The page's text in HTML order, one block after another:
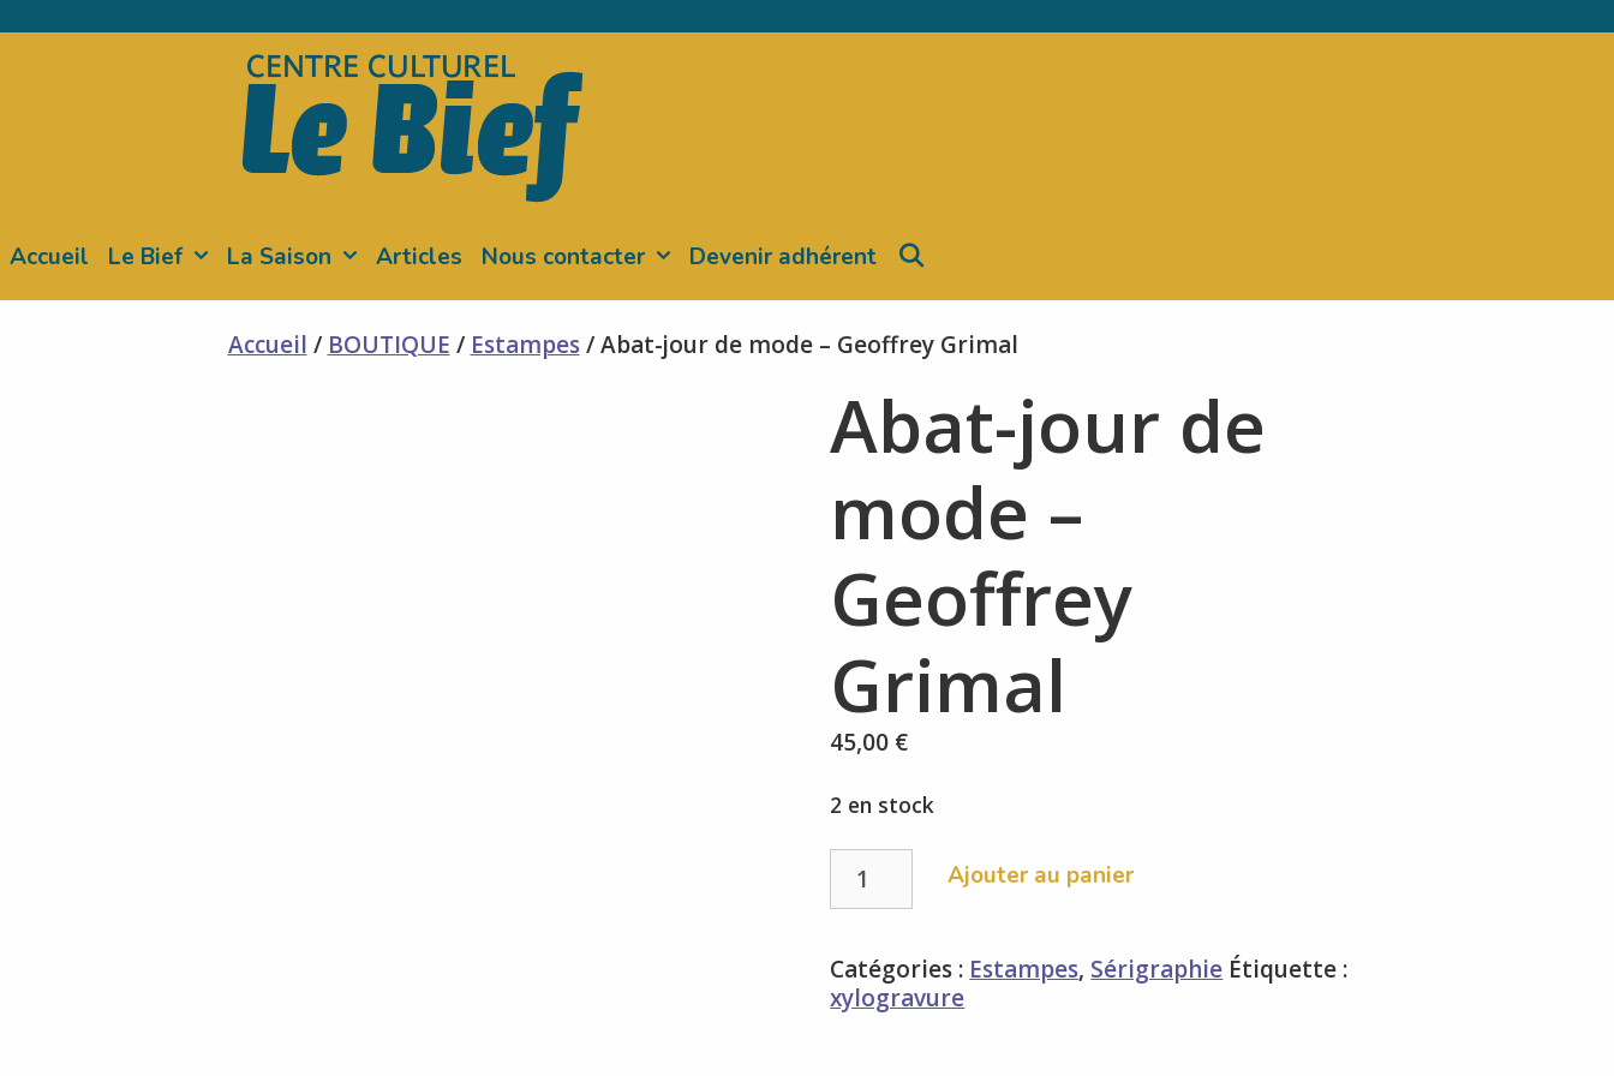
to
Accueil Le Bief La Saison Articles Nous contacter Devenir adhérent
Accueil / BOUTIQUE / Estampes/ Abat-jour de mode – Geoffrey Grimal
Abat-jour de
mode –
Geoffrey
Grimal
45,00 €
2 en stock
Abat-
de
mode
Ajouter au panier
Catégories : Estampes, Sérigraphie Étiquette :
xylogravure